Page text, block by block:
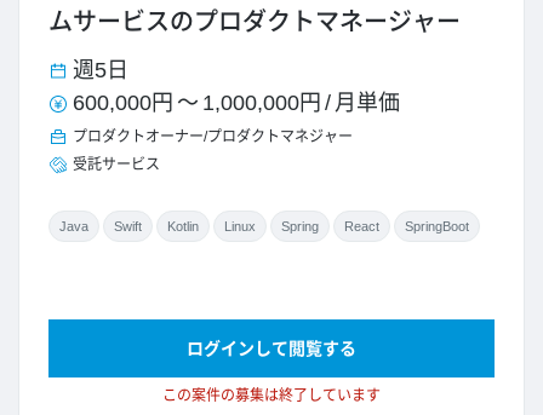
ムサービスのプロダクトマネージャー
週5日
600,000円 ～ 1,000,000円 / 月単価
プロダクトオーナー/プロダクトマネジャー
受託サービス
Java Swift Kotlin Linux Spring React SpringBoot
この案件の募集は終了しています
ログインして閲覧する